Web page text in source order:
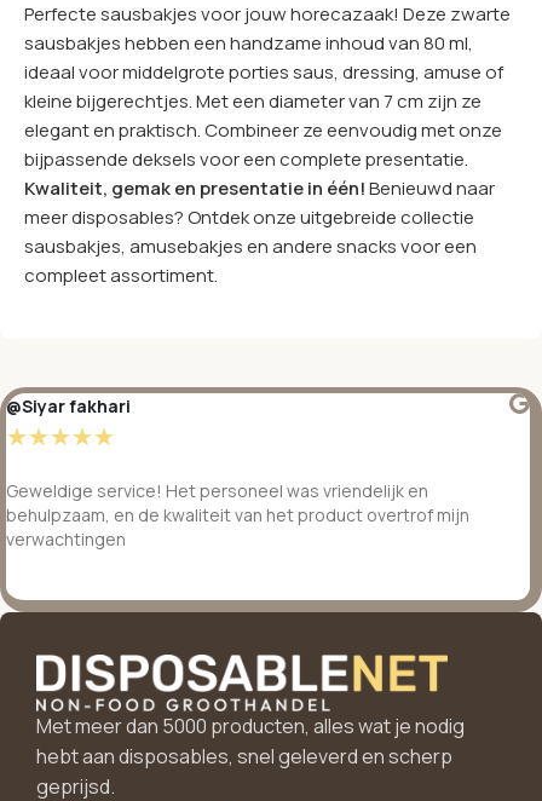
Perfecte sausbakjes voor jouw horecazaak! Deze zwarte
sausbakjes hebben een handzame inhoud van 80 ml,
ideaal voor middelgrote porties saus, dressing, amuse of
kleine bijgerechtjes. Met een diameter van 7 cm zijn ze
elegant en praktisch. Combineer ze eenvoudig met onze
bijpassende deksels voor een complete presentatie.
Kwaliteit, gemak en presentatie in één!Benieuwd naar
meer disposables? Ontdek onze uitgebreide collectie
sausbakjes, amusebakjes en andere snacks voor een
compleet assortiment.
@Siyar fakhari
☆☆☆☆☆
Geweldige service! Het personeel was vriendelijk en
behulpzaam, en de kwaliteit van het product overtrof mijn
verwachtingen
Met meer dan 5000 producten, alles wat je nodig
hebt aan disposables, snel geleverd en scherp
geprijsd.